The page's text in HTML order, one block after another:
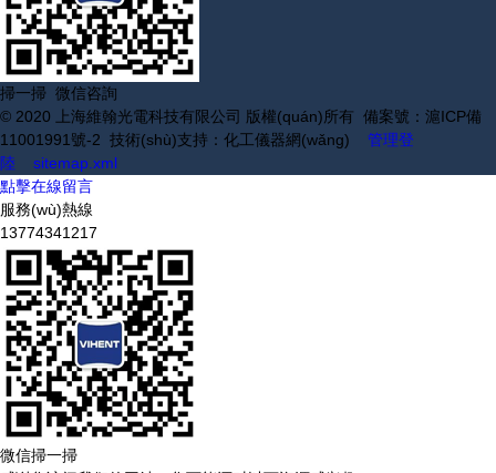
掃一掃 微信咨詢
© 2020 上海維翰光電科技有限公司 版權(quán)所有 備案號：滬ICP備
11001991號-2 技術(shù)支持： 化工儀器網(wǎng)
管理登
陸
sitemap.xml
點擊在線留言
服務(wù)熱線
13774341217
微信掃一掃